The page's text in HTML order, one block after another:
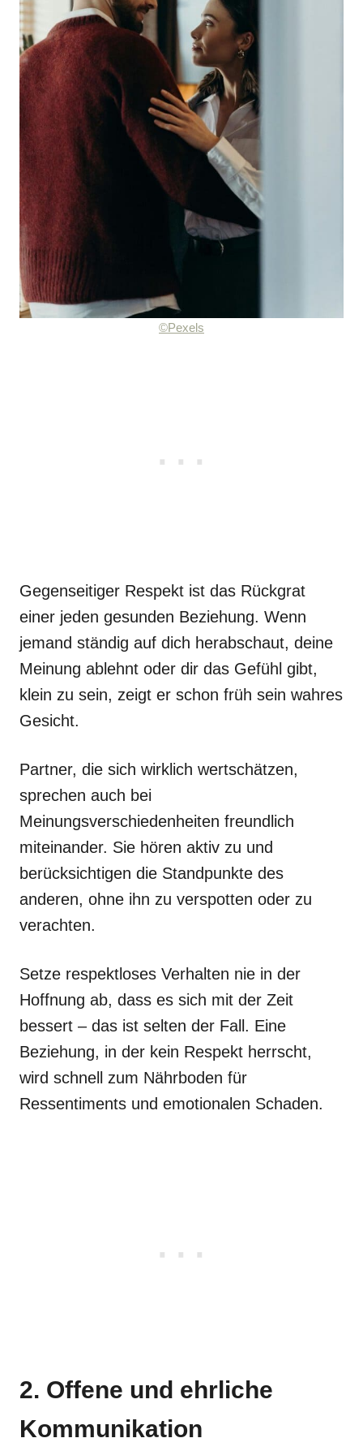
©Pexels
Gegenseitiger Respekt ist das Rückgrat
einer jeden gesunden Beziehung. Wenn
jemand ständig auf dich herabschaut, deine
Meinung ablehnt oder dir das Gefühl gibt,
klein zu sein, zeigt er schon früh sein wahres
Gesicht.
Partner, die sich wirklich wertschätzen,
sprechen auch bei
Meinungsverschiedenheiten freundlich
miteinander. Sie hören aktiv zu und
berücksichtigen die Standpunkte des
anderen, ohne ihn zu verspotten oder zu
verachten.
Setze respektloses Verhalten nie in der
Hoffnung ab, dass es sich mit der Zeit
bessert – das ist selten der Fall. Eine
Beziehung, in der kein Respekt herrscht,
wird schnell zum Nährboden für
Ressentiments und emotionalen Schaden.
2. Offene und ehrliche
Kommunikation